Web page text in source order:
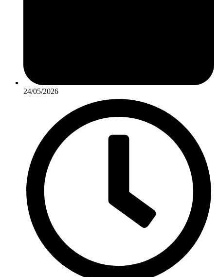
24/05/2026